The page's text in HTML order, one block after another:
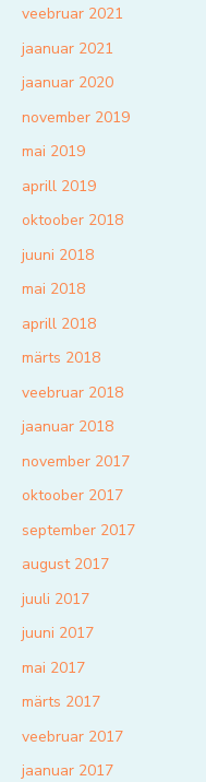
veebruar 2021
jaanuar 2021
jaanuar 2020
november 2019
mai 2019
aprill 2019
oktoober 2018
juuni 2018
mai 2018
aprill 2018
märts 2018
veebruar 2018
jaanuar 2018
november 2017
oktoober 2017
september 2017
august 2017
juuli 2017
juuni 2017
mai 2017
märts 2017
veebruar 2017
jaanuar 2017